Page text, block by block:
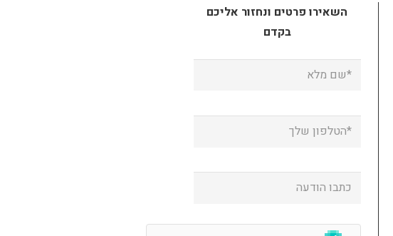
השאירו פרטים ונחזור אליכם
בקדם